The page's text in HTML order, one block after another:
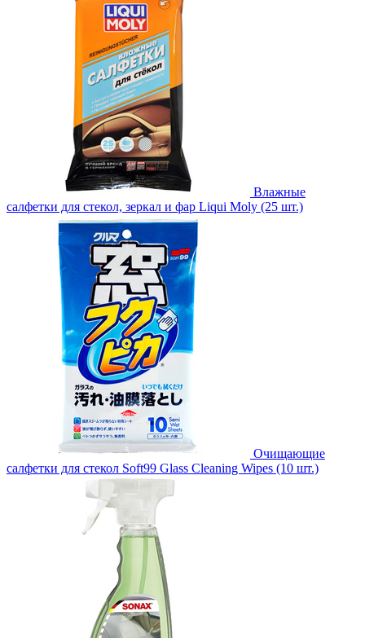
Влажные
салфетки для стекол, зеркал и фар Liqui Moly (25 шт.)
Очищающие
салфетки для стекол Soft99 Glass Cleaning Wipes (10 шт.)